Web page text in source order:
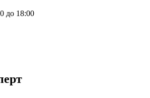
до 18:00